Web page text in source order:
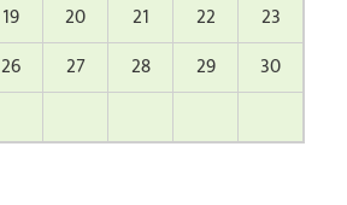
19 20 21 22
23
26 27 28 29
30